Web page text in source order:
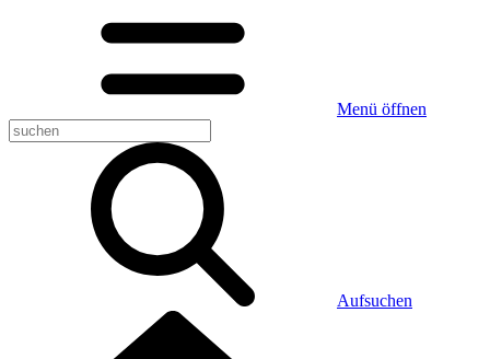
Menü öffnen
Aufsuchen